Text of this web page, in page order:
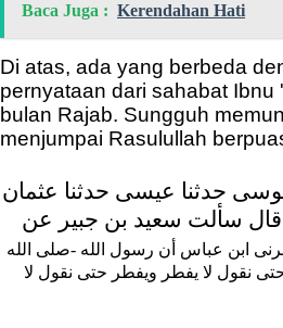
Baca Juga : Kerendahan Hati
Di atas, ada yang berbeda
pernyataan dari sahabat Ibnu
bulan Rajab. Sungguh
menjumpai Rasulullah
حدثنا عيسى حدثنا عثمان
سألت سعيد بن جبير عن
ابن عباس أن رسول الله -صلى الله
نقول لا يفطر ويفطر حتى نقول لا